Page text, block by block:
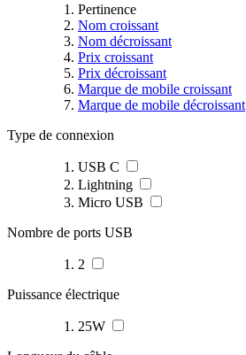
Pertinence
Nom croissant
Nom décroissant
Prix croissant
Prix décroissant
Marque de mobile croissant
Marque de mobile décroissant
Type de connexion
USB C
Lightning
Micro USB
Nombre de ports USB
2
Puissance électrique
25W